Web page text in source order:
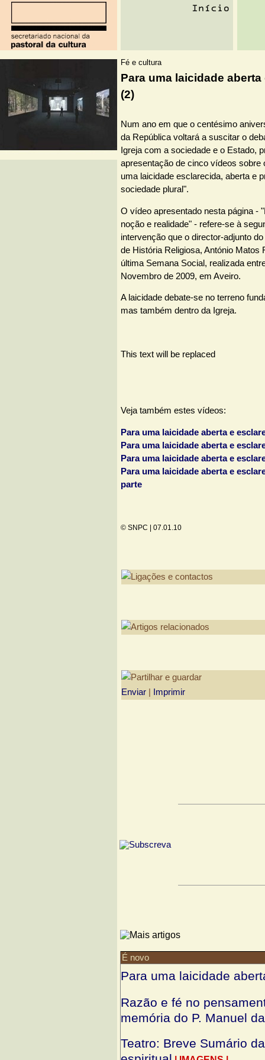
Fé e cultura
Para uma laicidade
(2)
Num ano em que o centésimo
da República voltará a suscitar o
Igreja com a sociedade e o Estado,
apresentação de cinco vídeos sobre
uma laicidade esclarecida, aberta e
sociedade plural".
O vídeo apresentado nesta página -
noção e realidade" - refere-se à
intervenção que o director-adjunto
de História Religiosa, António Matos
última Semana Social, realizada
Novembro de 2009, em Aveiro.
A laicidade debate-se no terreno
mas também dentro da Igreja.
This text will be replaced
Veja também estes vídeos:
Para uma laicidade aberta e
Para uma laicidade aberta e
Para uma laicidade aberta e
Para uma laicidade aberta e
parte
© SNPC | 07.01.10
Enviar Imprimir
É novo
Para uma laicidade
Razão e fé no
memória do P. Manuel
Teatro: Breve Sumário